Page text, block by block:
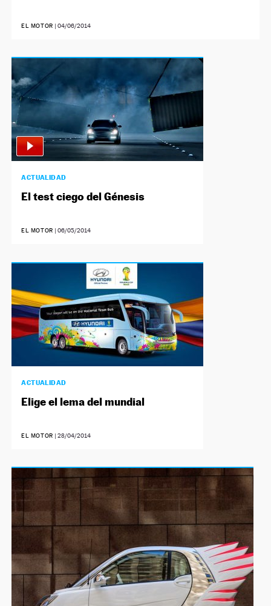
EL MOTOR | 04/06/2014
ACTUALIDAD
El test ciego del Génesis
EL MOTOR 06/05/2014
ACTUALIDAD
Elige el lema del mundial
EL MOTOR | 28/04/2014